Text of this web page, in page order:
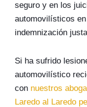
seguro y en los
automovilísticos
indemnización
Si ha sufrido
automovilístico
con nuestros
Laredo al Laredo